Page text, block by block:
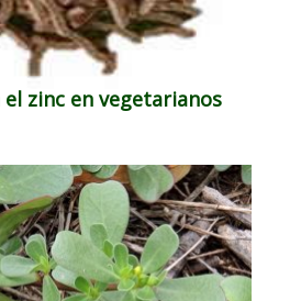
zinc en vegetarianos